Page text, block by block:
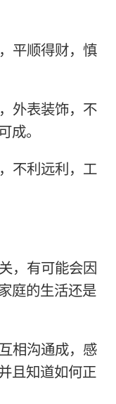
平顺得财，慎
外表装饰，不
成。
不利远利，工
，有可能会因
庭的生活还是
相沟通成，感
且知道如何正